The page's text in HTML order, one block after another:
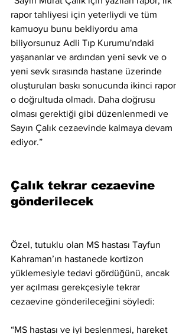
rapor tahliyesi için yeterliydi ve tüm
kamuoyu bunu bekliyordu ama
biliyorsunuz Adli Tıp Kurumu'ndaki
yaşananlar ve ardından yeni sevk ve o
yeni sevk sırasında hastane üzerinde
oluşturulan baskı sonucunda ikinci rapor
o doğrultuda olmadı. Daha doğrusu
olması gerektiği gibi düzenlenmedi ve
Sayın Çalık cezaevinde kalmaya devam
ediyor.”
Çalık tekrar cezaevine
gönderilecek
Özel, tutuklu olan MS hastası Tayfun
Kahraman’ın hastanede kortizon
yüklemesiyle tedavi gördüğünü, ancak
yer açılması gerekçesiyle tekrar
cezaevine gönderileceğini söyledi:
“MS hastası ve iyi beslenmesi, hareket